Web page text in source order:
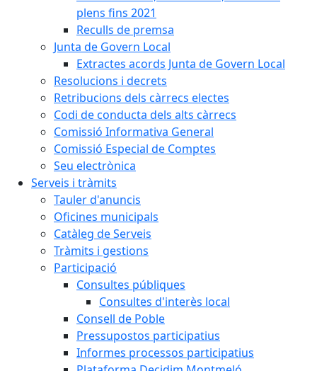
plens fins 2021
Reculls de premsa
Junta de Govern Local
Extractes acords Junta de Govern Local
Resolucions i decrets
Retribucions dels càrrecs electes
Codi de conducta dels alts càrrecs
Comissió Informativa General
Comissió Especial de Comptes
Seu electrònica
Serveis i tràmits
Tauler d'anuncis
Oficines municipals
Catàleg de Serveis
Tràmits i gestions
Participació
Consultes públiques
Consultes d'interès local
Consell de Poble
Pressupostos participatius
Informes processos participatius